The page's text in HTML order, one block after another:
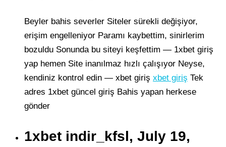
Beyler bahis severler Siteler sürekli değişiyor,
erişim engelleniyor Paramı kaybettim, sinirlerim
bozuldu Sonunda bu siteyi keşfettim — 1xbet giriş
yap hemen Site inanılmaz hızlı çalışıyor Neyse,
kendiniz kontrol edin — xbet giriş xbet giriş Tek
adres 1xbet güncel giriş Bahis yapan herkese
gönder
1xbet indir_kfsl, July 19,